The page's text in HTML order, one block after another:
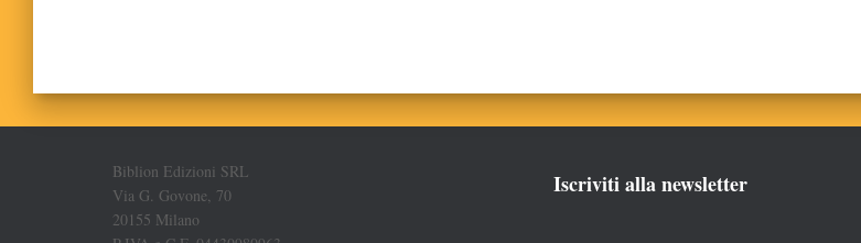
Biblion Edizioni SRL
Via G. Govone, 70
20155 Milano
Iscriviti alla newsletter